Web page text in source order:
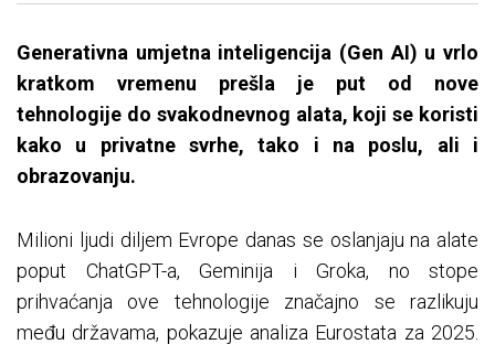
Generativna umjetna inteligencija (Gen AI) u vrlo
kratkom vremenu prešla je put od nove
tehnologije do svakodnevnog alata, koji se koristi
kako u privatne svrhe, tako i na poslu, ali i
obrazovanju.
Milioni ljudi diljem Evrope danas se oslanjaju na alate
poput ChatGPT-a, Geminija i Groka, no stope
prihvaćanja ove tehnologije značajno se razlikuju
među državama, pokazuje analiza Eurostata za 2025.